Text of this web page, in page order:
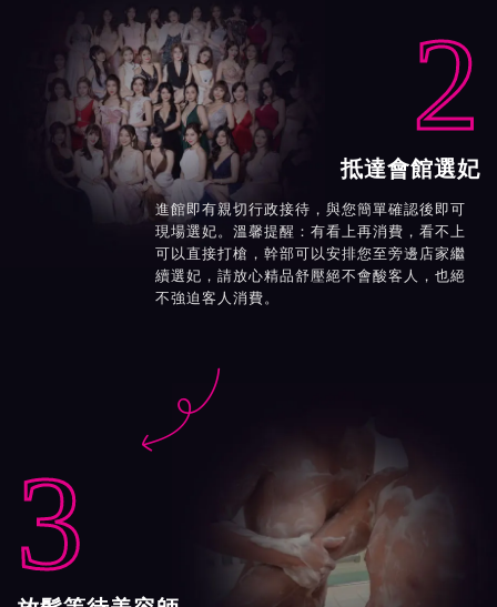
2
抵達會館選妃
進館即有親切行政接待，與您簡單確認後即可
現場選妃。溫馨提醒：有看上再消費，看不上
可以直接打槍，幹部可以安排您至旁邊店家繼
續選妃，請放心精品舒壓絕不會酸客人，也絕
不強迫客人消費。

3